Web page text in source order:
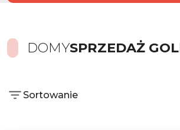
DOMYSPRZEDAŻ
Sortowanie